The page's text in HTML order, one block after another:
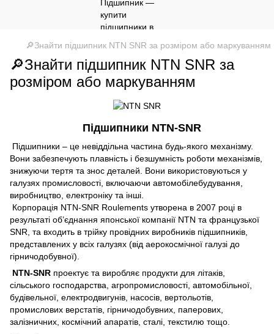
🔎Знайти підшипник NTN SNR за розміром або маркуванням
🔎Знайти підшипник NTN SNR за
розміром або маркуванням
Підшипники NTN-SNR
Підшипники – це невіддільна частина будь-якого механізму.
Вони забезпечують плавність і безшумність роботи механізмів,
знижуючи тертя та знос деталей. Вони використовуються у
галузях промисловості, включаючи автомобілебудування,
виробництво, електроніку та інші.
Корпорація NTN-SNR Roulements утворена в 2007 році в
результаті об’єднання японської компанії NTN та французької
SNR, та входить в трійку провідних виробників підшипників,
представлених у всіх галузях (від аерокосмічної галузі до
гірничодобувної).
NTN-SNR проектує та виробляє продукти для літаків,
сільського господарства, агропромисловості, автомобільної,
будівельної, електродвигунів, насосів, вертольотів,
промислових верстатів, гірничодобувних, паперових,
залізничних, космічний апаратів, сталі, текстилю тощо.